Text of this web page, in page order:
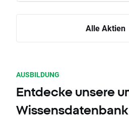
Alle Aktien
AUSBILDUNG
Entdecke unsere
Wissensdatenbank